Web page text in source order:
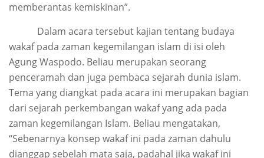
memberantas kemiskinan”.
Dalam acara tersebut kajian tentang budaya
wakaf pada zaman kegemilangan islam di isi oleh
Agung Waspodo. Beliau merupakan seorang
penceramah dan juga pembaca sejarah dunia islam.
Tema yang diangkat pada acara ini merupakan bagian
dari sejarah perkembangan wakaf yang ada pada
zaman kegemilangan Islam. Beliau mengatakan,
“Sebenarnya konsep wakaf ini pada zaman dahulu
dianggap sebelah mata saja, padahal jika wakaf ini